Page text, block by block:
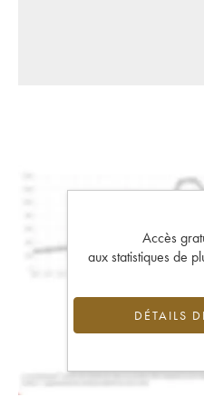
Accès
aux statistiques de
DÉTAILS